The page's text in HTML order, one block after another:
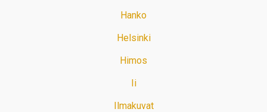
Hanko
Helsinki
Himos
Ii
Ilmakuvat